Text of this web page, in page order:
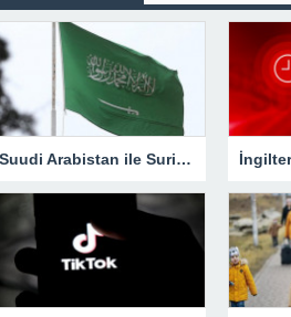
Suudi Arabistan ile Suriye, diplomatik ilişkileri yeniden başlatacak